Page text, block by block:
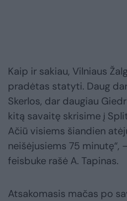
Kaip ir sakiau, Vilniaus
pradėtas statyti. Daug
Skerlos, dar daugiau
kitą savaitę skrisime į
Ačiū visiems šiandien
neišėjusiems 75 minutę“,
feisbuke rašė A. Tapinas.
Atsakomasis mačas po